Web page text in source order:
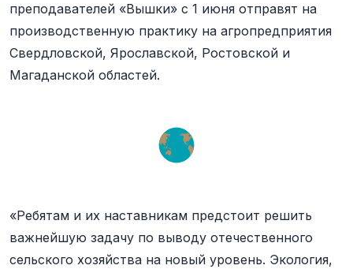
преподавателей «Вышки» с 1 июня отправят на
производственную практику на агропредприятия
Свердловской, Ярославской, Ростовской и
Магаданской областей.
«Ребятам и их наставникам предстоит решить
важнейшую задачу по выводу отечественного
сельского хозяйства на новый уровень. Экология,